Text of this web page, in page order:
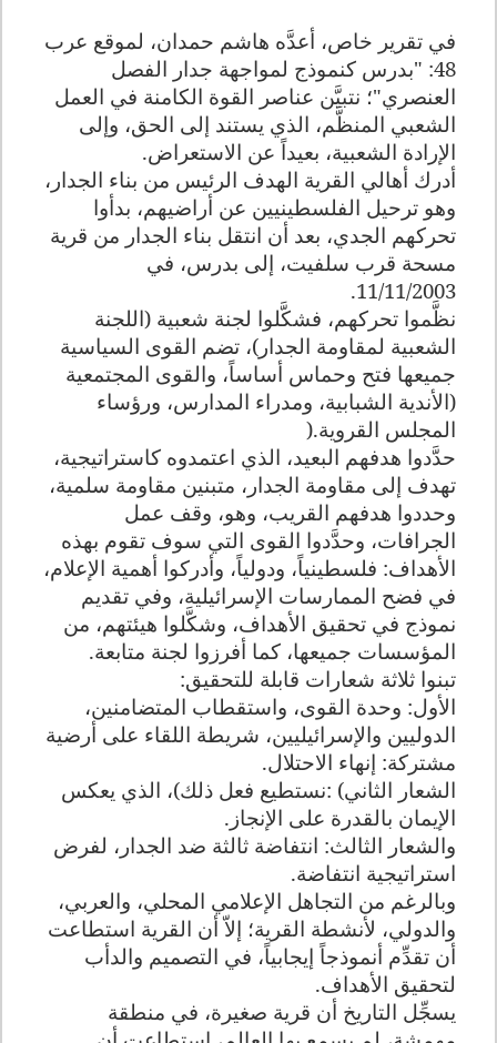
في تقرير خاص، أعدَّه هاشم حمدان، لموقع عرب
48: "بدرس كنموذج لمواجهة جدار الفصل
العنصري"؛ نتبيَّن عناصر القوة الكامنة في العمل
الشعبي المنظَّم، الذي يستند إلى الحق، وإلى
الإرادة الشعبية، بعيداً عن الاستعراض.
أدرك أهالي القرية الهدف الرئيس من بناء الجدار،
وهو ترحيل الفلسطينيين عن أراضيهم، بدأوا
تحركهم الجدي، بعد أن انتقل بناء الجدار من قرية
مسحة قرب سلفيت، إلى بدرس، في
11/11/2003
.
نظَّموا تحركهم، فشكَّلوا لجنة شعبية (اللجنة
الشعبية لمقاومة الجدار)، تضم القوى السياسية
جميعها فتح وحماس أساساً، والقوى المجتمعية
(الأندية الشبابية، ومدراء المدارس، ورؤساء
المجلس القروية).
حدَّدوا هدفهم البعيد، الذي اعتمدوه كاستراتيجية،
تهدف إلى مقاومة الجدار، متبنين مقاومة سلمية،
وحددوا هدفهم القريب، وهو، وقف عمل
الجرافات، وحدَّدوا القوى التي سوف تقوم بهذه
الأهداف: فلسطينياً، ودولياً، وأدركوا أهمية الإعلام،
في فضح الممارسات الإسرائيلية، وفي تقديم
نموذج في تحقيق الأهداف، وشكَّلوا هيئتهم، من
المؤسسات جميعها، كما أفرزوا لجنة متابعة.
تبنوا ثلاثة شعارات قابلة للتحقيق:
الأول: وحدة القوى، واستقطاب المتضامنين،
الدوليين والإسرائيليين، شريطة اللقاء على أرضية
مشتركة: إنهاء الاحتلال.
الشعار الثاني: (نستطيع فعل ذلك)، الذي يعكس
الإيمان بالقدرة على الإنجاز .
والشعار الثالث: انتفاضة ثالثة ضد الجدار، لفرض
استراتيجية انتفاضة.
وبالرغم من التجاهل الإعلامي المحلي، والعربي،
والدولي، لأنشطة القرية؛ إلاّ أن القرية استطاعت
أن تقدِّم أنموذجاً إيجابياً، في التصميم والدأب
لتحقيق الأهداف.
يسجِّل التاريخ أن قرية صغيرة، في منطقة